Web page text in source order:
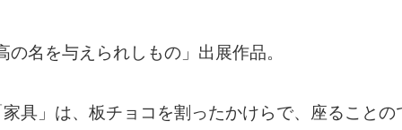
名を与えられしもの」出展作品。
具」は、板チョコを割ったかけらで、座ることの